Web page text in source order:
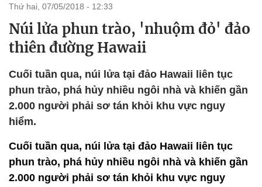
thứ hai, 07/05/2018 - 12:33
Núi lửa phun trào, 'nhuộm đỏ' đảo
thiên đường Hawaii
Cuối tuần qua, núi lửa tại đảo Hawaii liên tục
phun trào, phá hủy nhiều ngôi nhà và khiến gần
2.000 người phải sơ tán khỏi khu vực nguy
hiểm.
Cuối tuần qua, núi lửa tại đảo Hawaii liên tục
phun trào, phá hủy nhiều ngôi nhà và khiến gần
2.000 người phải sơ tán khỏi khu vực nguy